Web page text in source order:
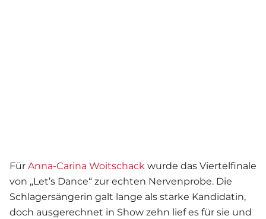
Für Anna-Carina Woitschack wurde das Viertelfinale
von „Let’s Dance“ zur echten Nervenprobe. Die
Schlagersängerin galt lange als starke Kandidatin,
doch ausgerechnet in Show zehn lief es für sie und